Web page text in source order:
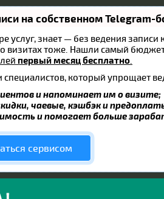
на собственном Telegram-
услуг, знает — без ведения
визитах тоже. Нашли самый
первый месяц бесплатно
специалистов, который упрощает
и напоминает им о визите;
чаевые, кэшбэк и
и помогает больше
сервисом